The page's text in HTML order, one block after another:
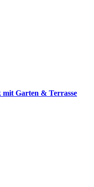
Garten & Terrasse